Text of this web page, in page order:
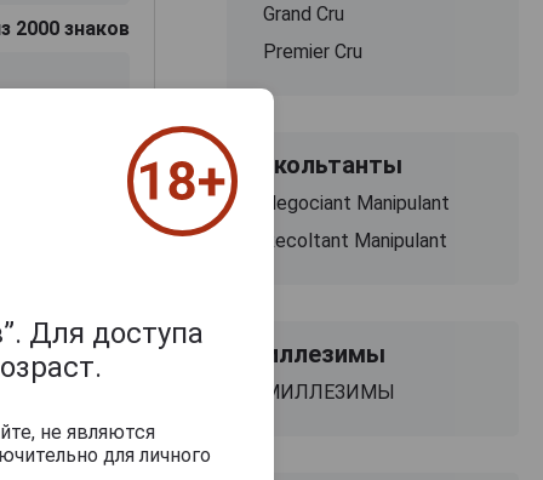
2000 знаков
Grand Cru
Premier Cru
Рекольтанты
Negociant Manipulant
Recoltant Manipulant
Миллезимы
МИЛЛЕЗИМЫ
Для доступа
не являются
для личного